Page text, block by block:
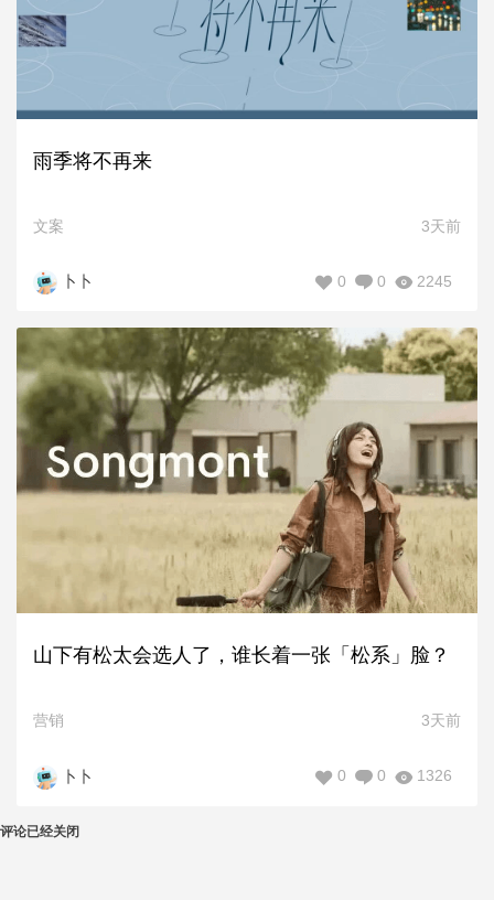
雨季将不再来
文案 3天前
卜卜 2245
0
0
山下有松太会选人了，谁长着一张「松系」脸？
营销 3天前
卜卜 1326
0
0
评论已经关闭